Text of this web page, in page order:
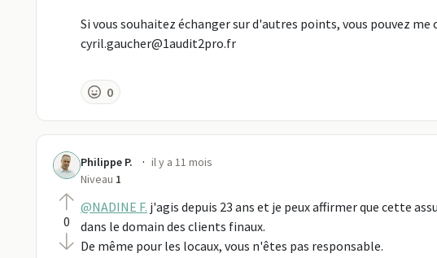
Si vous souhaitez échanger sur d'autres points, vous pouvez
cyril.gaucher@1audit2pro.fr
0
0
Philippe P. · il y a 11 mois
Niveau 1
@NADINE F. j'agis depuis 23 ans et je peux affirmer que cette
dans le domain des clients finaux.
De même pour les locaux, vous n'êtes pas responsable.